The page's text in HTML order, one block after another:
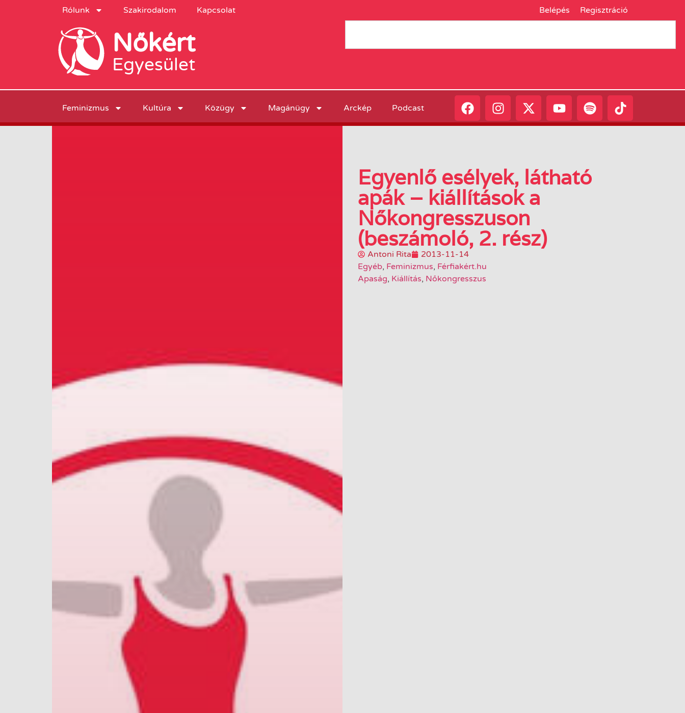
Rólunk Szakirodalom Kapcsolat Belépés Regisztráció
Nőkért
Egyesület
Feminizmus Kultúra Közügy Magánügy Arckép Podcast
Egyenlő esélyek, látható
apák – kiállítások a
Nőkongresszuson
(beszámoló, 2. rész)
Antoni Rita
2013-11-14
Egyéb, Feminizmus, Férfiakért.hu
Apaság, Kiállítás, Nőkongresszus